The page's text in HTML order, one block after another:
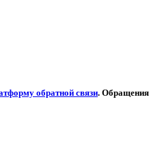
обратной связи. Обращения